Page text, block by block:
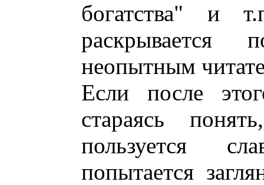
богатства" и
раскрывается
неопытным
Если после
стараясь
пользуется
попытается